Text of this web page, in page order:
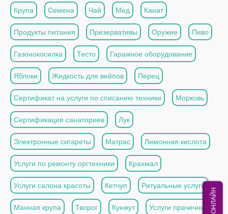
Крупа Семена Чай Мед Канат
Продукты питания Презервативы Оружие Пиво
Газонокосилка Тесто Гаражное оборудование
Яблоки Жидкость для вейпов Перец
Сертификат на услуги по списанию техники Морковь
Сертификация санаториев Лук
Электронные сигареты Матрас Лимонная кислота
Услуги по ремонту оргтехники Крахмал
Услуги салона красоты Кетчуп Ритуальные услуги
Манная крупа Творог Кунжут Услуги прачечных